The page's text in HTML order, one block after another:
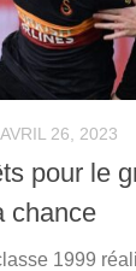
AVRIL 26, 2023
pour le
chance
1999